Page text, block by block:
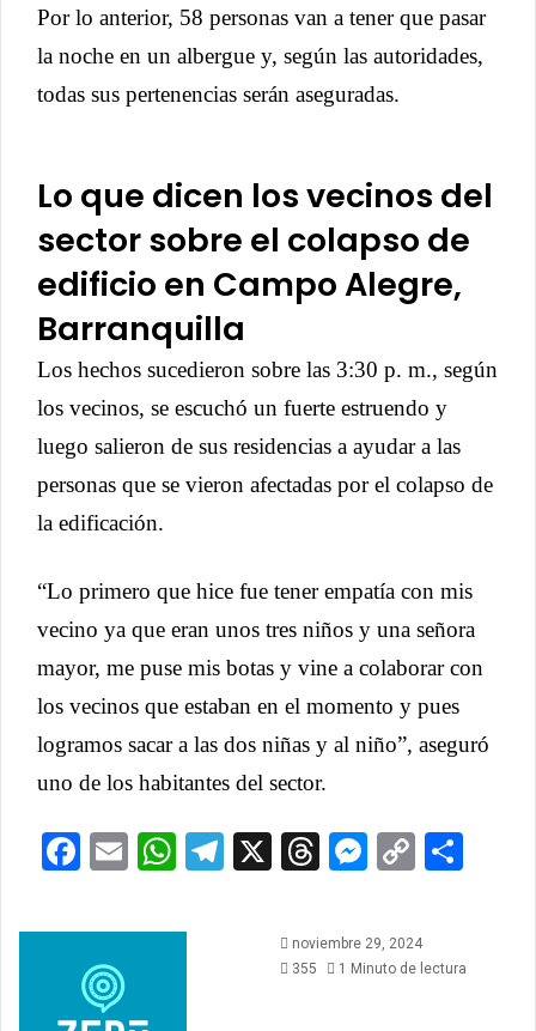
Por lo anterior, 58 personas van a tener que pasar
la noche en un albergue y, según las autoridades,
todas sus pertenencias serán aseguradas.
Lo que dicen los vecinos del
sector sobre el colapso de
edificio en Campo Alegre,
Barranquilla
Los hechos sucedieron sobre las 3:30 p. m., según
los vecinos, se escuchó un fuerte estruendo y
luego salieron de sus residencias a ayudar a las
personas que se vieron afectadas por el colapso de
la edificación.
“Lo primero que hice fue tener empatía con mis
vecino ya que eran unos tres niños y una señora
mayor, me puse mis botas y vine a colaborar con
los vecinos que estaban en el momento y pues
logramos sacar a las dos niñas y al niño”, aseguró
uno de los habitantes del sector.
Facebook
EmailWhatsApp
Telegram
X ThreadsCopy
noviembre 29, 2024
355
1 Minuto de lectura